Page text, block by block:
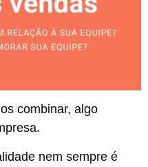
combinar, algo
nem sempre é